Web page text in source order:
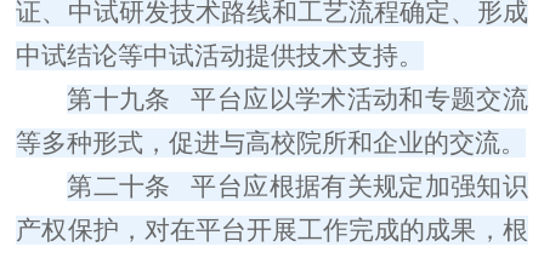
证、中试研发技术路线和工艺流程确定、形成
中试结论等中试活动提供技术支持。
第十九条
平台应以学术活动和专题交流
等多种形式，促进与高校院所和企业的交流。
第二十条
平台应根据有关规定加强知识
产权保护，对在平台开展工作完成的成果，根